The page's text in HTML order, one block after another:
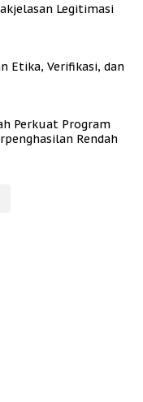
Legitimasi
Etika, Verifikasi, dan
Perkuat Program
Rendah